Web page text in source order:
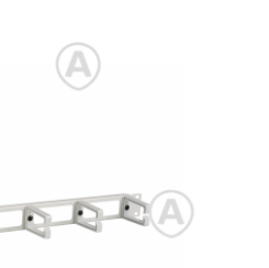
Kaup laos